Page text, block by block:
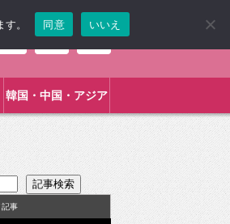
韓国・中国・アジア
記事
。 同意 いいえ